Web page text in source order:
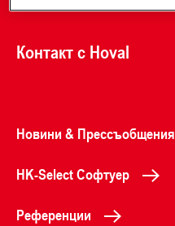
Контакт с Hoval
Новини & Прессъобщения
HK-Select Софтуер
Референции